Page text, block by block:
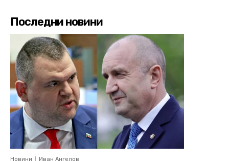
Последни новини
Новини Иван Ангелов